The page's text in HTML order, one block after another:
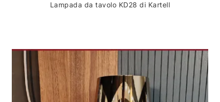
Lampada da tavolo KD28 di Kartell